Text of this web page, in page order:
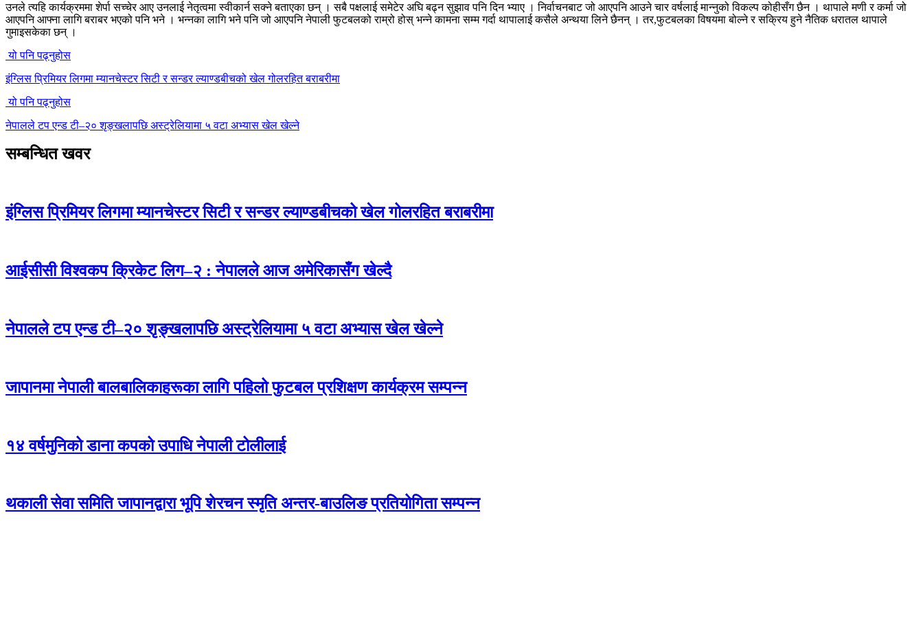
उनले त्यहि कार्यक्रममा शेर्पा सच्चेर आए उनलाई नेतृत्वमा स्वीकार्न सक्ने बताएका छन् । सबै पक्षलाई समेटेर अघि बढ्न सुझाव पनि दिन भ्याए । निर्वाचनबाट जो आएपनि आउने चार वर्षलाई मान्नुको विकल्प कोहीसँग छैन । थापाले मणी र कर्मा जो
आएपनि आफ्ना लागि बराबर भएको पनि भने । भन्नका लागि भने पनि जो आएपनि नेपाली फुटबलको राम्रो होस् भन्ने कामना सम्म गर्दा थापालाई कसैले अन्थया लिने छैनन् । तर,फुटबलका विषयमा बोल्ने र सक्रिय हुने नैतिक धरातल थापाले
गुमाइसकेका छन् ।
यो पनि पढ्नुहोस
इंग्लिस प्रिमियर लिगमा म्यानचेस्टर सिटी र सन्डर ल्याण्डबीचको खेल गोलरहित बराबरीमा
यो पनि पढ्नुहोस
नेपालले टप एन्ड टी–२० शृङ्खलापछि अस्ट्रेलियामा ५ वटा अभ्यास खेल खेल्ने
सम्बन्धित खवर
इंग्लिस प्रिमियर लिगमा म्यानचेस्टर सिटी र सन्डर ल्याण्डबीचको खेल गोलरहित बराबरीमा
आईसीसी विश्वकप क्रिकेट लिग–२ : नेपालले आज अमेरिकासँग खेल्दै
नेपालले टप एन्ड टी–२० शृङ्खलापछि अस्ट्रेलियामा ५ वटा अभ्यास खेल खेल्ने
जापानमा नेपाली बालबालिकाहरूका लागि पहिलो फुटबल प्रशिक्षण कार्यक्रम सम्पन्न
१४ वर्षमुनिको डाना कपको उपाधि नेपाली टोलीलाई
थकाली सेवा समिति जापानद्वारा भूपि शेरचन स्मृति अन्तर-बाउलिङ प्रतियोगिता सम्पन्न